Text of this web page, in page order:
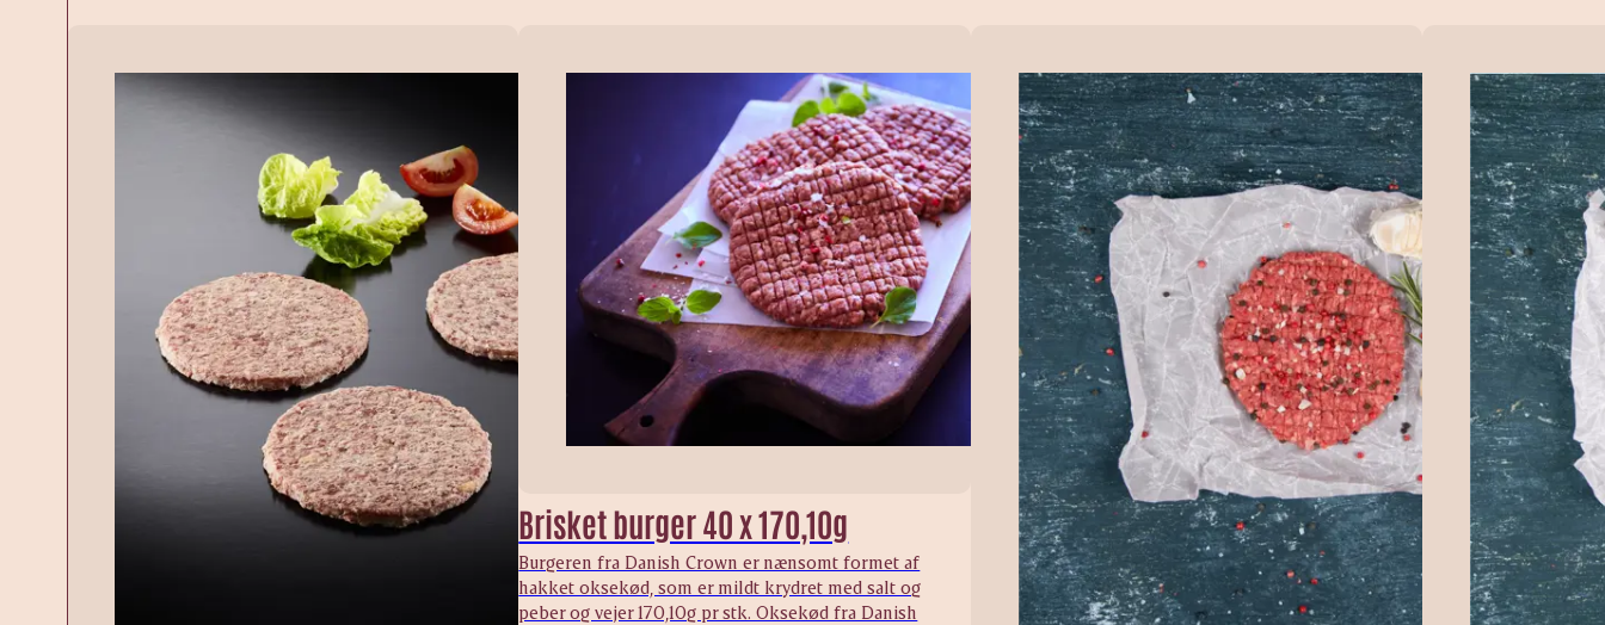
Brisket burger 40 x 170,10g
Burgeren fra Danish Crown er nænsomt formet af
hakket oksekød, som er mildt krydret med salt og
peber og vejer 170,10g pr stk. Oksekød fra Danish